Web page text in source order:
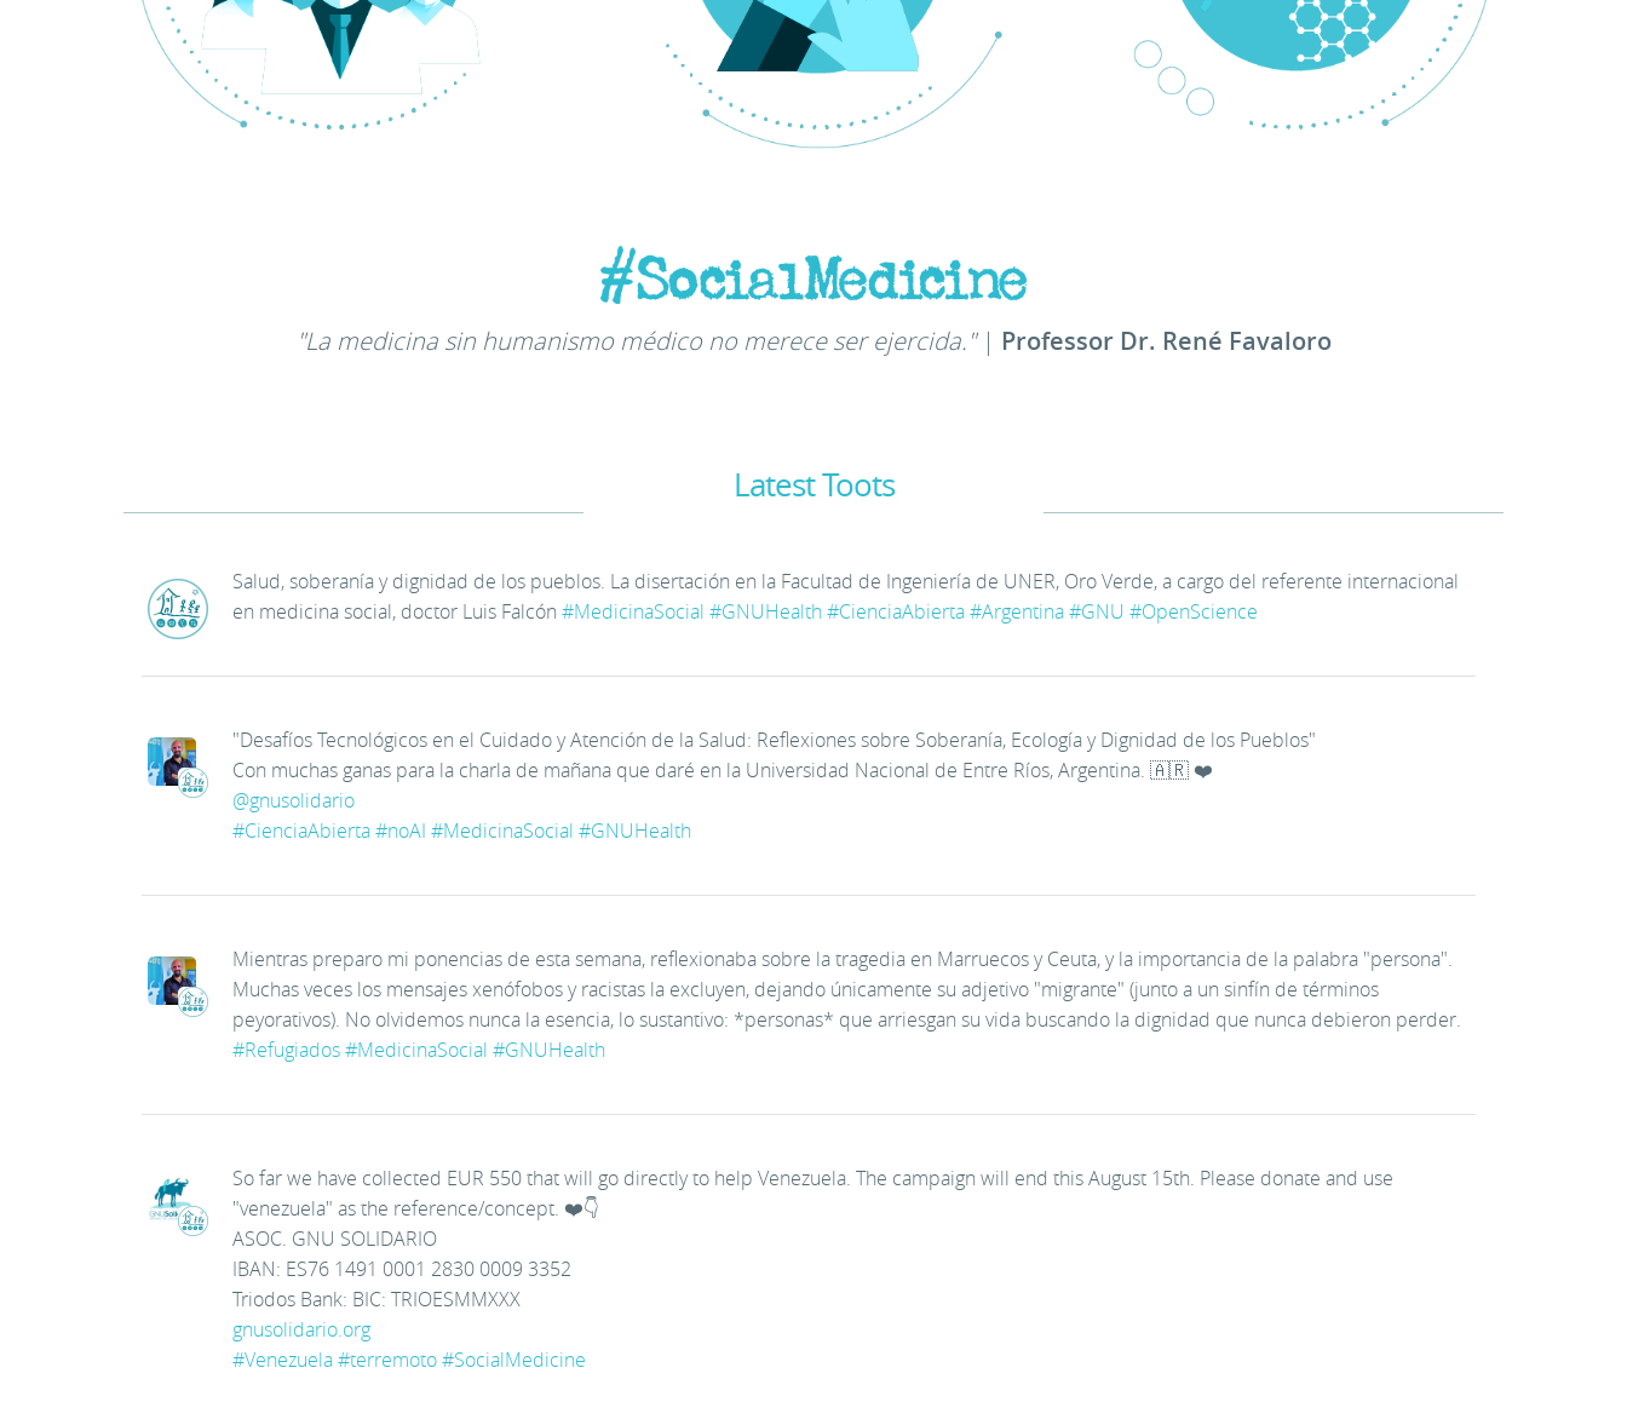
"La medicina sin humanismo médico no merece ser ejercida."| Professor Dr. René Favaloro
Latest Toots
Salud, soberanía y dignidad de los pueblos. La disertación en la Facultad de Ingeniería de UNER, Oro Verde, a cargo del referente internacional
en medicina social, doctor Luis Falcón #MedicinaSocial #GNUHealth #CienciaAbierta#Argentina#GNU #OpenScience
"Desafíos Tecnológicos en el Cuidado y Atención de la Salud: Reflexiones sobre Soberanía, Ecología y Dignidad de los Pueblos"
Con muchas ganas para la charla de mañana que daré en la Universidad Nacional de Entre Ríos, Argentina. 🇦🇷 ❤️
@gnusolidario
#CienciaAbierta#noAI #MedicinaSocial #GNUHealth
Mientras preparo mi ponencias de esta semana, reflexionaba sobre la tragedia en Marruecos y Ceuta, y la importancia de la palabra "persona".
Muchas veces los mensajes xenófobos y racistas la excluyen, dejando únicamente su adjetivo "migrante" (junto a un sinfín de términos
peyorativos). No olvidemos nunca la esencia, lo sustantivo: *personas* que arriesgan su vida buscando la dignidad que nunca debieron perder.
#Refugiados#MedicinaSocial #GNUHealth
So far we have collected EUR 550 that will go directly to help Venezuela. The campaign will end this August 15th. Please donate and use
"venezuela" as the reference/concept. ❤️👇
ASOC. GNU SOLIDARIO
IBAN: ES76 1491 0001 2830 0009 3352
Triodos Bank: BIC: TRIOESMMXXX
gnusolidario.org
#Venezuela#terremoto#SocialMedicine